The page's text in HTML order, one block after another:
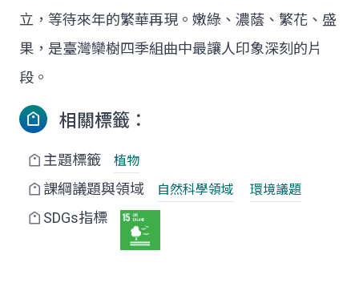
立，等待來年的繁華再現。嫩綠、濃蔭、繁花、盛
果，是臺灣欒樹四季組曲中最讓人印象深刻的片
段。
相關標籤：
主題標籤 植物
課綱議題與領域 自然科學領域 環境議題
SDGs指標